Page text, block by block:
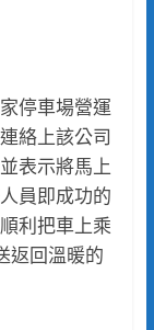
停車場營運
絡上該公司
表示將馬上
員即成功的
利把車上乘
返回溫暖的